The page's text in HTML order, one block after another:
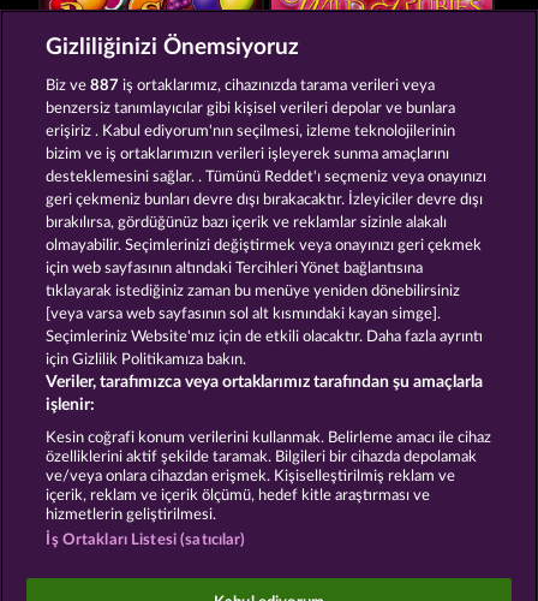
Royal Seven Sticky Diamonds
Hüküm ve Koşullar Gizlilik Beyanı Künye
Şirket SSS Ortaklık programı Facebook
İptal talebini gönder
Sosyal casino oyunları sadece eğlence amaçlıdır ve
Gizliliğinizi Önemsiyoruz
Biz ve887 iş ortaklarımız, cihazınızda tarama verileri veya
benzersiz tanımlayıcılar gibi kişisel verileri depolar ve bunlara
erişiriz . Kabul ediyorum'nın seçilmesi, izleme teknolojilerinin
bizim ve iş ortaklarımızın verileri işleyerek sunma amaçlarını
desteklemesini sağlar. . Tümünü Reddet'ı seçmeniz veya onayınızı
geri çekmeniz bunları devre dışı bırakacaktır. İzleyiciler devre dışı
bırakılırsa, gördüğünüz bazı içerik ve reklamlar sizinle alakalı
olmayabilir. Seçimlerinizi değiştirmek veya onayınızı geri çekmek
için web sayfasının altındaki Tercihleri Yönet bağlantısına
tıklayarak istediğiniz zaman bu menüye yeniden dönebilirsiniz
[veya varsa web sayfasının sol alt kısmındaki kayan simge].
Seçimleriniz Website'mız için de etkili olacaktır. Daha fazla ayrıntı
için Gizlilik Politikamıza bakın.
Veriler, tarafımızca veya ortaklarımız tarafından şu amaçlarla
işlenir:
Kesin coğrafi konum verilerini kullanmak. Belirleme amacı ile cihaz
özelliklerini aktif şekilde taramak. Bilgileri bir cihazda depolamak
ve/veya onlara cihazdan erişmek. Kişiselleştirilmiş reklam ve
içerik, reklam ve içerik ölçümü, hedef kitle araştırması ve
hizmetlerin geliştirilmesi.
İş Ortakları Listesi (satıcılar)